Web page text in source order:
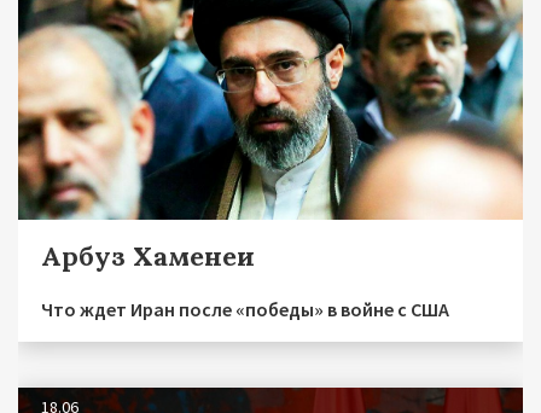
Арбуз Хаменеи
Что ждет Иран после «победы» в войне с США
18.06